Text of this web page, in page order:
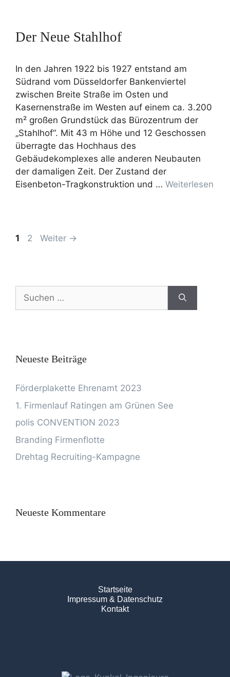
Der Neue Stahlhof
In den Jahren 1922 bis 1927 entstand am
Südrand vom Düsseldorfer Bankenviertel
zwischen Breite Straße im Osten und
Kasernenstraße im Westen auf einem ca. 3.200
m² großen Grundstück das Bürozentrum der
„Stahlhof“. Mit 43 m Höhe und 12 Geschossen
überragte das Hochhaus des
Gebäudekomplexes alle anderen Neubauten
der damaligen Zeit. Der Zustand der
Eisenbeton-Tragkonstruktion und … Weiterlesen
1 2 Weiter →
Neueste Beiträge
Förderplakette Ehrenamt 2023
1. Firmenlauf Ratingen am Grünen See
polis CONVENTION 2023
Branding Firmenflotte
Drehtag Recruiting-Kampagne
Neueste Kommentare
Startseite
Impressum & Datenschutz
Kontakt